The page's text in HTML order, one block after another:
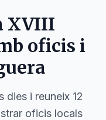
XVIII
oficis i
i reuneix 12
oficis locals